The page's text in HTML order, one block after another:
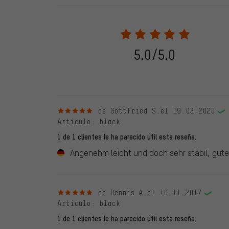
2022 solo se publicarán evaluaciones verificadas, lo
Solo desbloqueamos la evaluación después de
verificadas llevan una marca verde, que se aplica a
28. 05. 2022. Se incluyeron también evaluaciones
evaluado en nuestra tienda. Estos comentarios no
5.0/5.0
5 de 5 estrellasde Gottfried S. el 19.03.2020
Artículo : black
1 de 1 clientes le ha parecido útil esta reseña.
Angenehm leicht und doch sehr stabil,
5 de 5 estrellasde Dennis A. el 10.11.2017
Artículo : black
1 de 1 clientes le ha parecido útil esta reseña.